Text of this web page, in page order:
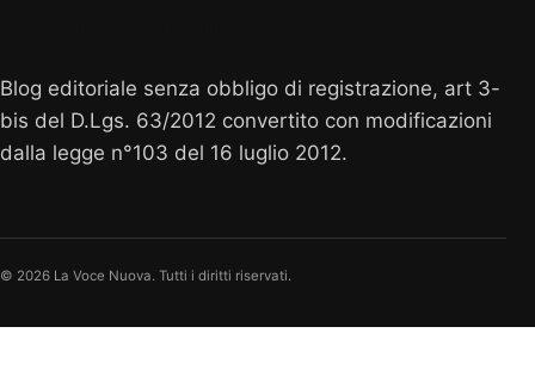
Blog editoriale senza obbligo di registrazione, art 3-
bis del D.Lgs. 63/2012 convertito con modificazioni
dalla legge n°103 del 16 luglio 2012.
© 2026 La Voce Nuova. Tutti i diritti riservati.